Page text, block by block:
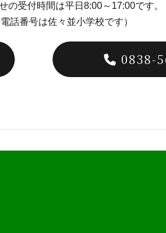
の受付時間は平日8:00～17:00です。
話番号は佐々並小学校です）
0838-